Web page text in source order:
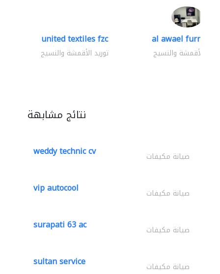
united textiles fzc
توريد الأقمشة والنسيج
al awael
الأقمشة والنسيج
نتائج مشابهة
weddy technic cv صيانة مكيفات
vip autocool صيانة مكيفات
surapati 63 ac صيانة مكيفات
sultan service صيانة مكيفات